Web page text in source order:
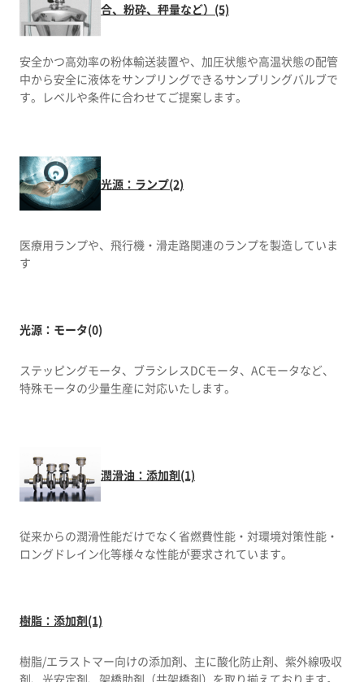
合、粉砕、秤量など）(5)
安全かつ高効率の粉体輸送装置や、加圧状態や高温状態の配管
中から安全に液体をサンプリングできるサンプリングバルブで
す。レベルや条件に合わせてご提案します。
光源：ランプ(2)
医療用ランプや、飛行機・滑走路関連のランプを製造していま
す
光源：モータ(0)
ステッピングモータ、ブラシレスDCモータ、ACモータなど、
特殊モータの少量生産に対応いたします。
潤滑油：添加剤(1)
従来からの潤滑性能だけでなく省燃費性能・対環境対策性能・
ロングドレイン化等様々な性能が要求されています。
樹脂：添加剤(1)
樹脂/エラストマー向けの添加剤、主に酸化防止剤、紫外線吸収